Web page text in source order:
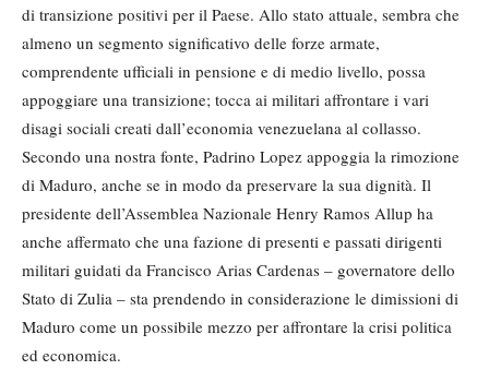
di transizione positivi per il Paese. Allo stato attuale, sembra che
almeno un segmento significativo delle forze armate,
comprendente ufficiali in pensione e di medio livello, possa
appoggiare una transizione; tocca ai militari affrontare i vari
disagi sociali creati dall’economia venezuelana al collasso.
Secondo una nostra fonte, Padrino Lopez appoggia la rimozione
di Maduro, anche se in modo da preservare la sua dignità. Il
presidente dell’Assemblea Nazionale Henry Ramos Allup ha
anche affermato che una fazione di presenti e passati dirigenti
militari guidati da Francisco Arias Cardenas – governatore dello
Stato di Zulia – sta prendendo in considerazione le dimissioni di
Maduro come un possibile mezzo per affrontare la crisi politica
ed economica.